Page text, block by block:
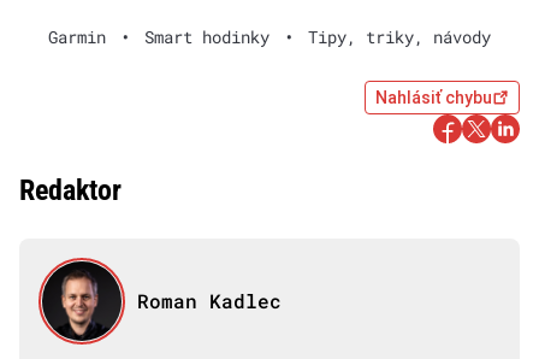
Garmin • Smart hodinky • Tipy, triky, návody
Nahlásiť chybu
Redaktor
Roman Kadlec